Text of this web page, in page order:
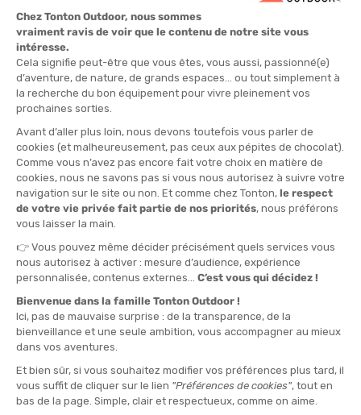
44,90 €
DIADORA
COLLANT RUN CREW HOMME
EN STOCK - EXPÉDIÉ EN 24/48H
-36% 47,90 €
ASICS
COLLANT ROAD SEAMLESS
TIGHT FEMME
EN STOCK - EXPÉDIÉ EN 24/48H
-30%
PROMO